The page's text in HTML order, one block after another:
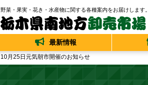
野菜・果実・花き・水産物に関する各種案内をお届けします。
最新情報
10月25日元気朝市開催のお知らせ